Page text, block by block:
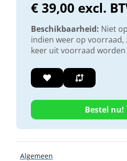
€ 39,00 excl.
Beschikbaarheid: Niet
indien weer op voorraad,
keer uit voorraad
Bestel nu!
Algemeen